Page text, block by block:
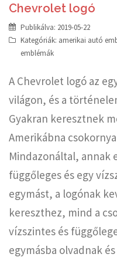
Chevrolet logó
Publikálva: 2019-05-22
Kategóriák: amerikai autó
emblémák
A Chevrolet logó az
világon, és a
Gyakran keresztnek
Amerikábna
Mindazonáltal, annak
függőleges és egy
egymást, a logónak
kereszthez, mind a
vízszintes és
egymásba olvadnak